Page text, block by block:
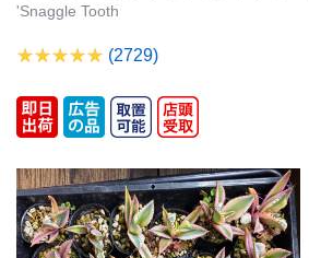
'Snaggle Tooth
(2729)